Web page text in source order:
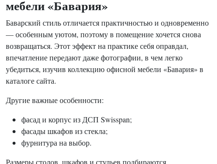
мебели «Бавария»
Баварский стиль отличается практичностью и одновременно
— особенным уютом, поэтому в помещение хочется снова
возвращаться. Этот эффект на практике себя оправдал,
впечатление передают даже фотографии, в чем легко
убедиться, изучив коллекцию офисной мебели «Бавария» в
каталоге сайта.
Другие важные особенности:
фасад и корпус из ДСП Swisspan;
фасады шкафов из стекла;
фурнитура на выбор.
Размеры столов, шкафов и стульев подбираются